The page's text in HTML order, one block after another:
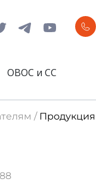
ОВОС и СС
/ Продукция